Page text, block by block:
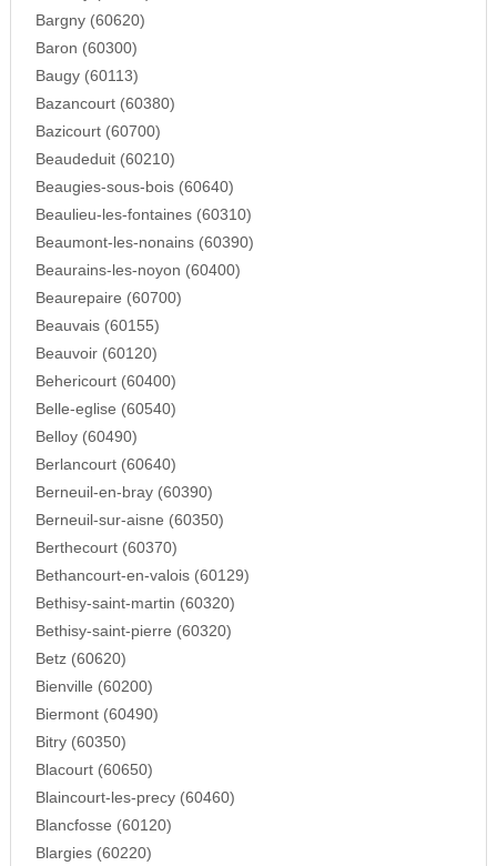
Bargny (60620)
Baron (60300)
Baugy (60113)
Bazancourt (60380)
Bazicourt (60700)
Beaudeduit (60210)
Beaugies-sous-bois (60640)
Beaulieu-les-fontaines (60310)
Beaumont-les-nonains (60390)
Beaurains-les-noyon (60400)
Beaurepaire (60700)
Beauvais (60155)
Beauvoir (60120)
Behericourt (60400)
Belle-eglise (60540)
Belloy (60490)
Berlancourt (60640)
Berneuil-en-bray (60390)
Berneuil-sur-aisne (60350)
Berthecourt (60370)
Bethancourt-en-valois (60129)
Bethisy-saint-martin (60320)
Bethisy-saint-pierre (60320)
Betz (60620)
Bienville (60200)
Biermont (60490)
Bitry (60350)
Blacourt (60650)
Blaincourt-les-precy (60460)
Blancfosse (60120)
Blargies (60220)